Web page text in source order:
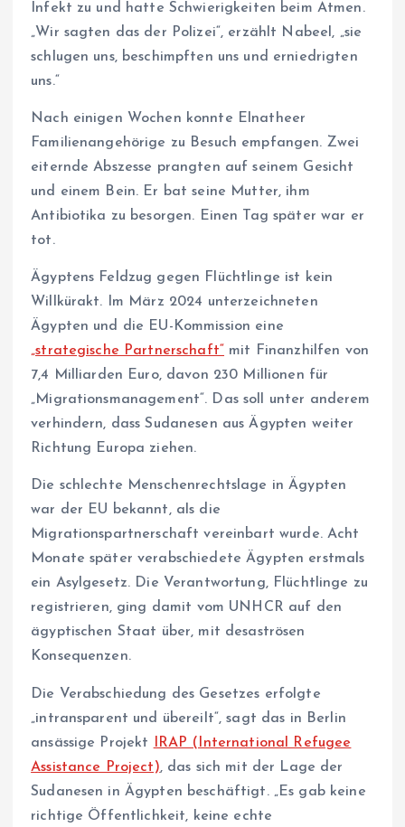
Infekt zu und hatte Schwierigkeiten beim Atmen.
„Wir sagten das der Polizei“, erzählt Nabeel, „sie
schlugen uns, beschimpften uns und erniedrigten
uns.“
Nach einigen Wochen konnte Elnatheer
Familienangehörige zu Besuch empfangen. Zwei
eiternde Abszesse prangten auf seinem Gesicht
und einem Bein. Er bat seine Mutter, ihm
Antibiotika zu besorgen. Einen Tag später war er
tot.
Ägyptens Feldzug gegen Flüchtlinge ist kein
Willkürakt. Im März 2024 unterzeichneten
Ägypten und die EU-Kommission eine
„strategische Partnerschaft“ mit Finanzhilfen von
7,4 Milliarden Euro, davon 230 Millionen für
„Migrationsmanagement“. Das soll unter anderem
verhindern, dass Sudanesen aus Ägypten weiter
Richtung Europa ziehen.
Die schlechte Menschenrechtslage in Ägypten
war der EU bekannt, als die
Migrationspartnerschaft vereinbart wurde. Acht
Monate später verabschiedete Ägypten erstmals
ein Asylgesetz. Die Verantwortung, Flüchtlinge zu
registrieren, ging damit vom UNHCR auf den
ägyptischen Staat über, mit desaströsen
Konsequenzen.
Die Verabschiedung des Gesetzes erfolgte
„intransparent und übereilt“, sagt das in Berlin
ansässige Projekt
IRAP (International Refugee
Assistance Project), das sich mit der Lage der
Sudanesen in Ägypten beschäftigt. „Es gab keine
richtige Öffentlichkeit, keine echte